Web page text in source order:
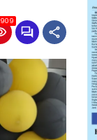
909